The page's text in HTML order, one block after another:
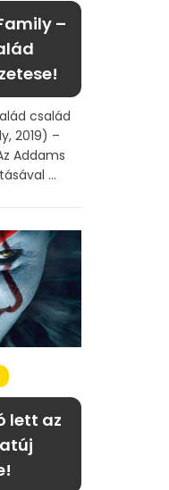
–
család
2019) –
Addams
...
lett az